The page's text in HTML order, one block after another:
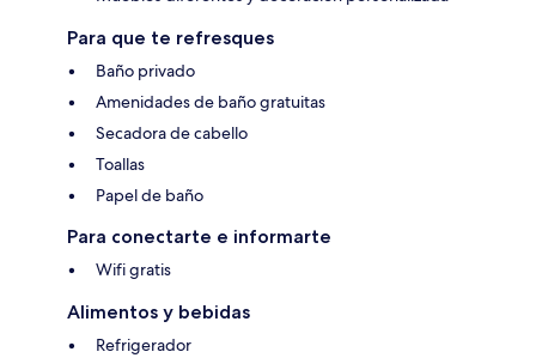
Para que te refresques
Baño privado
Amenidades de baño gratuitas
Secadora de cabello
Toallas
Papel de baño
Para conectarte e informarte
Wifi gratis
Alimentos y bebidas
Refrigerador